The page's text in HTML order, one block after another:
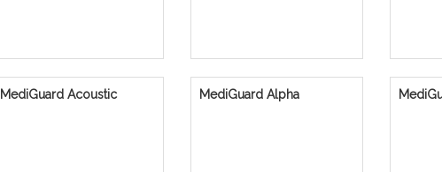
MediGuard Acoustic MediGuard Alpha